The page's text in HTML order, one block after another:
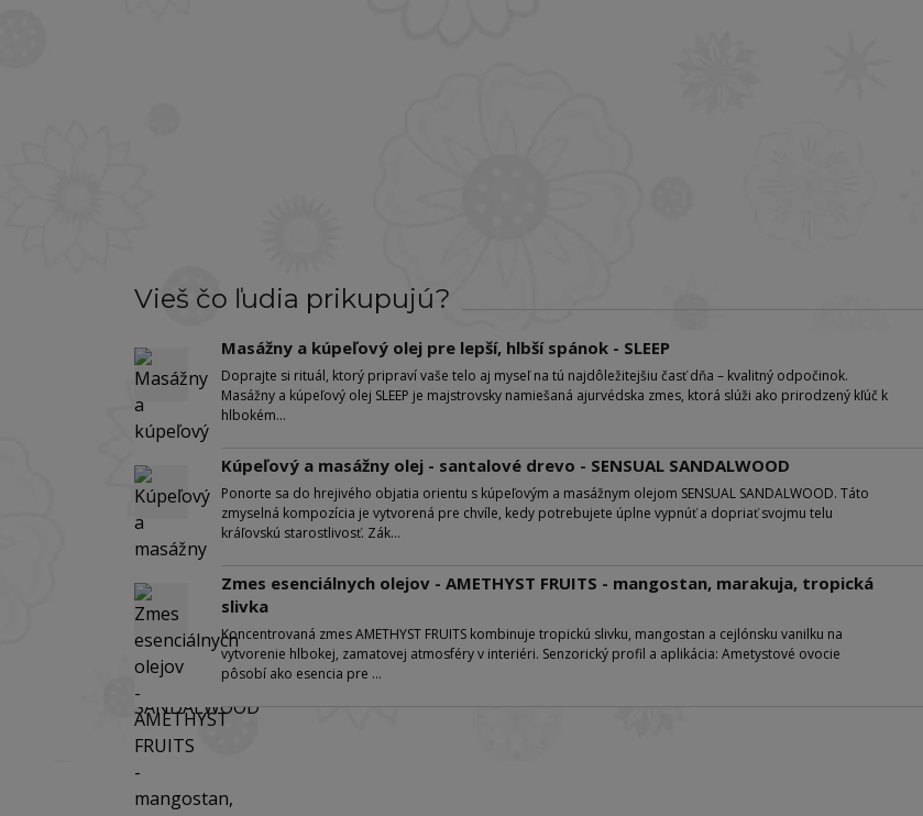
Vieš čo ľudia prikupujú?
Masážny a kúpeľový olej pre lepší, hlbší spánok - SLEEP
Doprajte si rituál, ktorý pripraví vaše telo aj myseľ na tú najdôležitejšiu časť dňa – kvalitný odpočinok.
Masážny a kúpeľový olej SLEEP je majstrovsky namiešaná ajurvédska zmes, ktorá slúži ako prirodzený kľúč k
hlbokém...
Kúpeľový a masážny olej - santalové drevo - SENSUAL SANDALWOOD
Ponorte sa do hrejivého objatia orientu s kúpeľovým a masážnym olejom SENSUAL SANDALWOOD. Táto
zmyselná kompozícia je vytvorená pre chvíle, kedy potrebujete úplne vypnúť a dopriať svojmu telu
kráľovskú starostlivosť. Zák...
Zmes esenciálnych olejov - AMETHYST FRUITS - mangostan, marakuja, tropická
slivka
Koncentrovaná zmes AMETHYST FRUITS kombinuje tropickú slivku, mangostan a cejlónsku vanilku na
vytvorenie hlbokej, zamatovej atmosféry v interiéri. Senzorický profil a aplikácia: Ametystové ovocie
pôsobí ako esencia pre ...